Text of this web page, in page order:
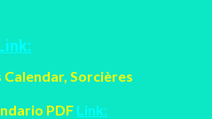
Sorcières
PDF Link: